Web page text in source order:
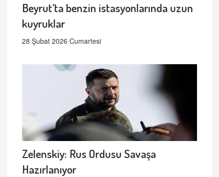
Beyrut’ta benzin istasyonlarında uzun
kuyruklar
28 Şubat 2026 Cumartesi
Zelenskiy: Rus Ordusu Savaşa
Hazırlanıyor